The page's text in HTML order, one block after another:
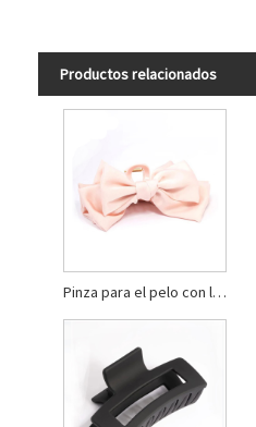
Productos relacionados
Pinza para el pelo con lazo grande color rubor